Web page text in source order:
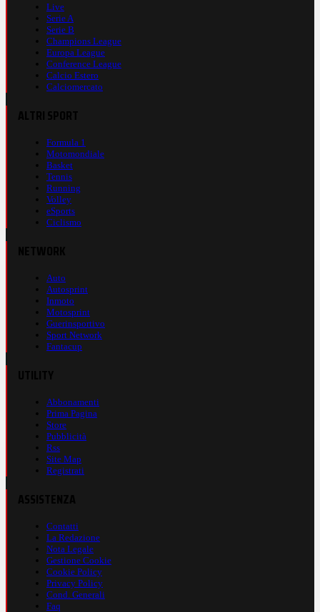
Live
Serie A
Serie B
Champions League
Europa League
Conference League
Calcio Estero
Calciomercato
Formula 1
Motomondiale
Basket
Tennis
Running
Volley
eSports
Ciclismo
Auto
Autosprint
Inmoto
Motosprint
Guerinsportivo
Sport Network
Fantacup
Abbonamenti
Prima Pagina
Store
Pubblicità
Rss
Site Map
Registrati
Contatti
La Redazione
Nota Legale
Gestione Cookie
Cookie Policy
Privacy Policy
Cond. Generali
Faq